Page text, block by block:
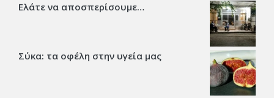
Ελάτε να αποσπερίσουμε…
Σύκα: τα οφέλη στην υγεία μας